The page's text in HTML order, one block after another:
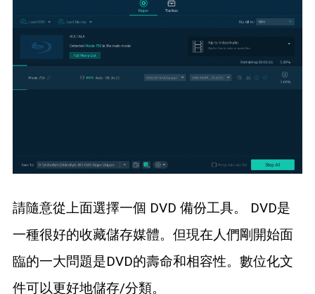
請隨意從上面選擇一個 DVD 備份工具。 DVD是
一種很好的收藏儲存媒體。但現在人們剛開始面
臨的一大問題是DVD的壽命和相容性。數位化文
件可以更好地儲存/分類。